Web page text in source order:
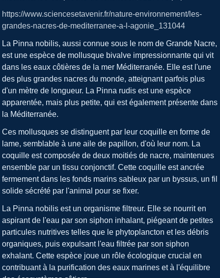
https://www.sciencesetavenir.fr/nature-environnement/les-
grandes-nacres-de-mediterranee-a-l-agonie_131044
La Pinna nobilis, aussi connue sous le nom de Grande Nacre,
est une espèce de mollusque bivalve impressionnante qui vit
dans les eaux côtières de la mer Méditerranée. Elle est l'une
des plus grandes nacres du monde, atteignant parfois plus
d'un mètre de longueur. La Pinna rudis est une espèce
apparentée, mais plus petite, qui est également présente dans
la Méditerranée.
Ces mollusques se distinguent par leur coquille en forme de
lame, semblable à une aile de papillon, d'où leur nom. La
coquille est composée de deux moitiés de nacre, maintenues
ensemble par un tissu conjonctif. Cette coquille est ancrée
fermement dans les fonds marins sableux par un byssus, un fil
solide sécrété par l'animal pour se fixer.
La Pinna nobilis est un organisme filtreur. Elle se nourrit en
aspirant de l'eau par son siphon inhalant, piégeant de petites
particules nutritives telles que le phytoplancton et les débris
organiques, puis expulsant l'eau filtrée par son siphon
exhalant. Cette espèce joue un rôle écologique crucial en
contribuant à la purification des eaux marines et à l'équilibre